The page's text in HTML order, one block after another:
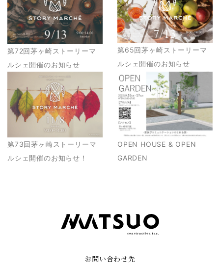
第72回茅ヶ崎ストーリーマ
ルシェ開催のお知らせ
第65回茅ヶ崎ストーリーマ
ルシェ開催のお知らせ
第73回茅ヶ崎ストーリーマ
ルシェ開催のお知らせ！
OPEN HOUSE & OPEN
GARDEN
お問い合わせ先